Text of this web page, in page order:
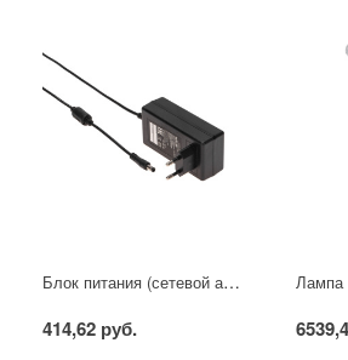
Блок питания (сетевой адаптер) AC 110-250В/DC 5В, 4А, 20Вт с DC разъемом подключения 5,5х2,1 (IP43)
414,62 руб.